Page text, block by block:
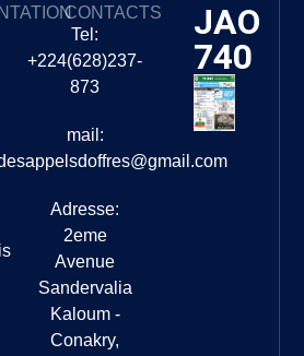
CONTACTS
Tel:
+224(628)237-
873
mail:
Adresse:
2eme
Avenue
Sandervalia
Kaloum -
Conakry,
JAO
740